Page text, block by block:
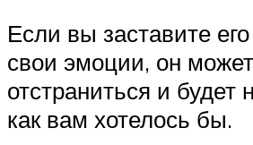
Если вы заставите
свои эмоции, он может
отстраниться и будет
как вам хотелось бы.